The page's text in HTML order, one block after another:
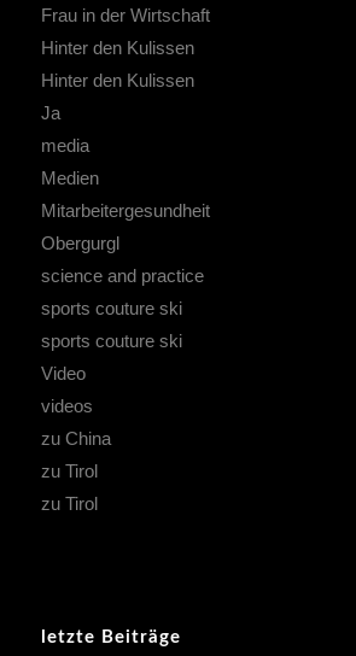
Frau in der Wirtschaft
Hinter den Kulissen
Hinter den Kulissen
Ja
media
Medien
Mitarbeitergesundheit
Obergurgl
science and practice
sports couture ski
sports couture ski
Video
videos
zu China
zu Tirol
zu Tirol
letzte Beiträge